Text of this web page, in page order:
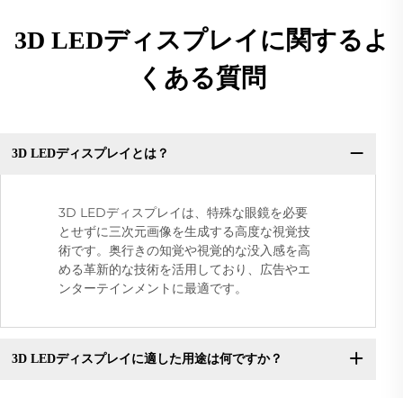
3D LEDディスプレイに関するよ
くある質問
3D LEDディスプレイとは？
3D LEDディスプレイは、特殊な眼鏡を必要
とせずに三次元画像を生成する高度な視覚技
術です。奥行きの知覚や視覚的な没入感を高
める革新的な技術を活用しており、広告やエ
ンターテインメントに最適です。
3D LEDディスプレイに適した用途は何ですか？